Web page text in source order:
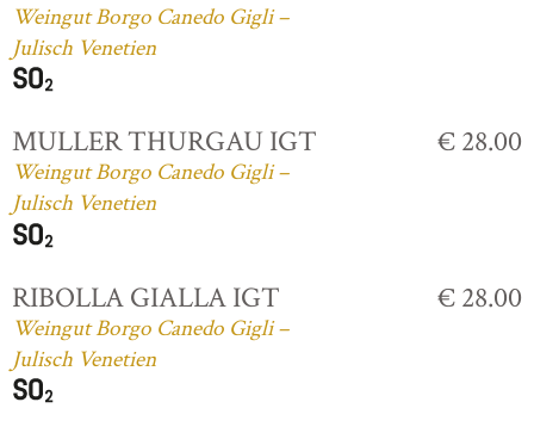
Weingut Borgo Canedo Gigli –
Julisch Venetien
MULLER THURGAU IGT
Weingut Borgo Canedo Gigli –
Julisch Venetien
€ 28.00
RIBOLLA GIALLA IGT
Weingut Borgo Canedo Gigli –
Julisch Venetien
€ 28.00